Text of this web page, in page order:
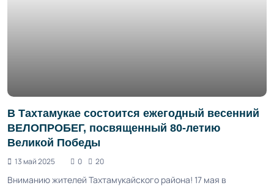
В Тахтамукае состоится ежегодный весенний
ВЕЛОПРОБЕГ, посвященный 80-летию
Великой Победы
13 май 2025 0 20
Вниманию жителей Тахтамукайского района! 17 мая в